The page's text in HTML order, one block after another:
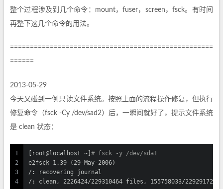
整个过程涉及到几个命令：mount，fuser，screen，fsck。有时间
再整下这几个命令的用法。
===================================================
======
2013-05-29
今天又碰到一例只读文件系统。按照上面的流程操作修复，但执行
修复命令（fsck -Cy /dev/sad2）后，一瞬间就好了，提示文件系统
是 clean 状态：
1
2
3
4
[root@localhost ~] # fsck -y /dev/sda1
e2fsck 1.39 (29-May-2006)
/: recovering journal
/: clean, 2226424/229310464 files, 155758033/229291720